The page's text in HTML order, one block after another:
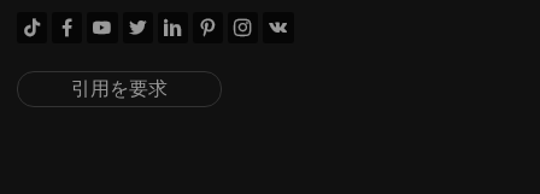
       
引用を要求